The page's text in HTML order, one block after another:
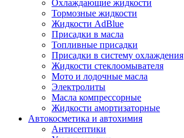
Охлаждающие жидкости
Тормозные жидкости
Жидкости AdBlue
Присадки в масла
Топливные присадки
Присадки в систему охлаждения
Жидкости стеклоомывателя
Мото и лодочные масла
Электролиты
Масла компрессорные
Жидкости амортизаторные
Автокосметика и автохимия
Антисептики